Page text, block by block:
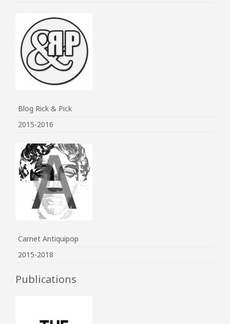
Blog Rick & Pick
2015-2016
Carnet Antiquipop
2015-2018
Publications